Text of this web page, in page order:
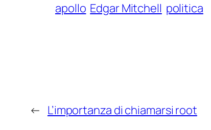
apollo Edgar Mitchell politica
← L’importanza di chiamarsi root